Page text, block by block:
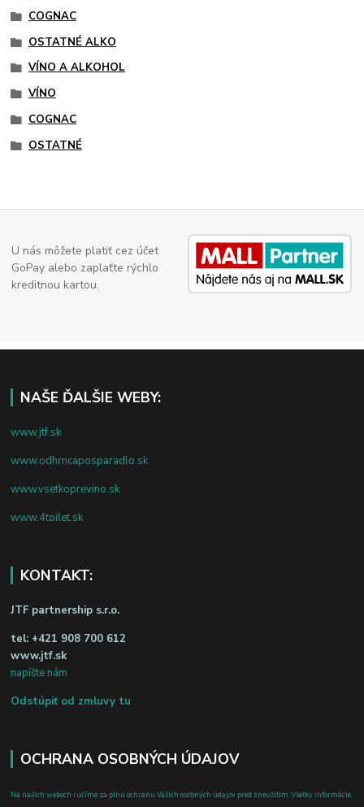
COGNAC
OSTATNÉ ALKO
VÍNO A ALKOHOL
VÍNO
COGNAC
OSTATNÉ
U nás môžete platiť cez účet
GoPay alebo zaplaťte rýchlo
kreditnou kartou.
NAŠE ĎALŠIE WEBY:
www.jtf.sk
www.odhrncaposparadlo.sk
www.vsetkoprevino.sk
www.4toilet.sk
KONTAKT:
JTF partnership s.r.o.
tel: +421 908 700 612
www.jtf.sk
napíšte nám
Odstúpiť od zmluvy tu
OCHRANA OSOBNÝCH ÚDAJOV
Na našich weboch ručíme za plnú ochranu Vašich osobných údajov pred zneužitím. Všetky informácie,